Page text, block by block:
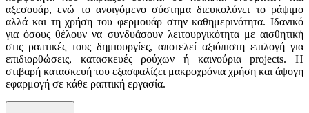
αξεσουάρ, ενώ το ανοιγόμενο σύστημα διευκολύνει το ράψιμο
αλλά και τη χρήση του φερμουάρ στην καθημερινότητα. Ιδανικό
για όσους θέλουν να συνδυάσουν λειτουργικότητα με αισθητική
στις ραπτικές τους δημιουργίες, αποτελεί αξιόπιστη επιλογή για
επιδιορθώσεις, κατασκευές ρούχων ή καινούρια projects. Η
στιβαρή κατασκευή του εξασφαλίζει μακροχρόνια χρήση και άψογη
εφαρμογή σε κάθε ραπτική εργασία.